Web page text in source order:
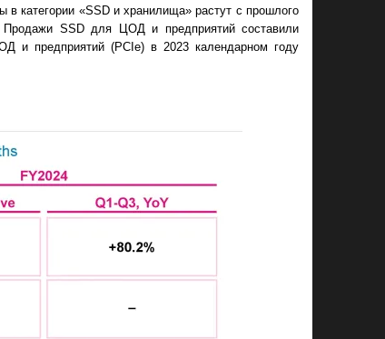
категории «SSD и хранилища» растут с прошлого
Продажи SSD для ЦОД и предприятий составили
и предприятий (PCIe) в 2023 календарном году